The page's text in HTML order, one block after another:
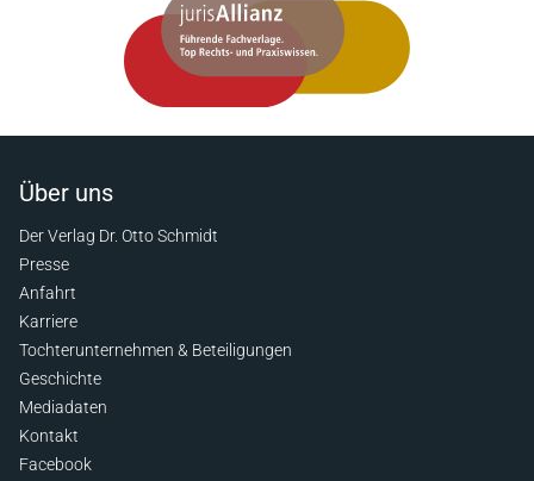
Über uns
Der Verlag Dr. Otto Schmidt
Presse
Anfahrt
Karriere
Tochterunternehmen & Beteiligungen
Geschichte
Mediadaten
Kontakt
Facebook